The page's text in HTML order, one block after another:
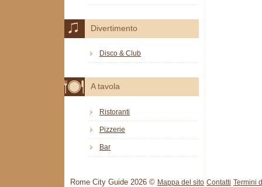
Divertimento
Disco & Club
A tavola
Ristoranti
Pizzerie
Bar
Rome City Guide 2026 © Mappa del sito Contatti Termini